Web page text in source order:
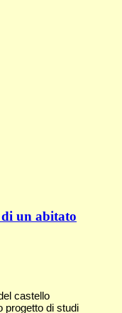
un abitato
castello
progetto di studi